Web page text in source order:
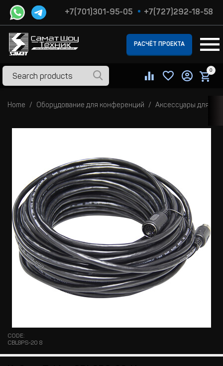
+7(701)301-95-05 +7(727)292-18-58
РАСЧЁТ ПРОЕКТА
0
Home Оборудование для конференций Аксессуары для
CODE:
CBL8PS-20 8